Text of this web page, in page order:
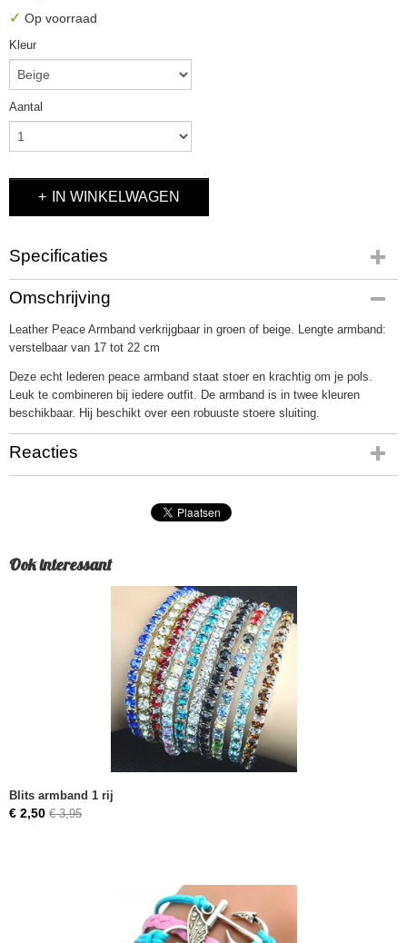
✓ Op voorraad
Kleur
Aantal
IN WINKELWAGEN
Specificaties
Productcode
109-94
Omschrijving
Leather Peace Armband verkrijgbaar in groen of beige. Lengte armband:
verstelbaar van 17 tot 22 cm
Deze echt lederen peace armband staat stoer en krachtig om je pols.
Leuk te combineren bij iedere outfit. De armband is in twee kleuren
beschikbaar. Hij beschikt over een robuuste stoere sluiting.
Reacties
Ook interessant
Blits armband 1 rij
€ 2,50 € 3,95